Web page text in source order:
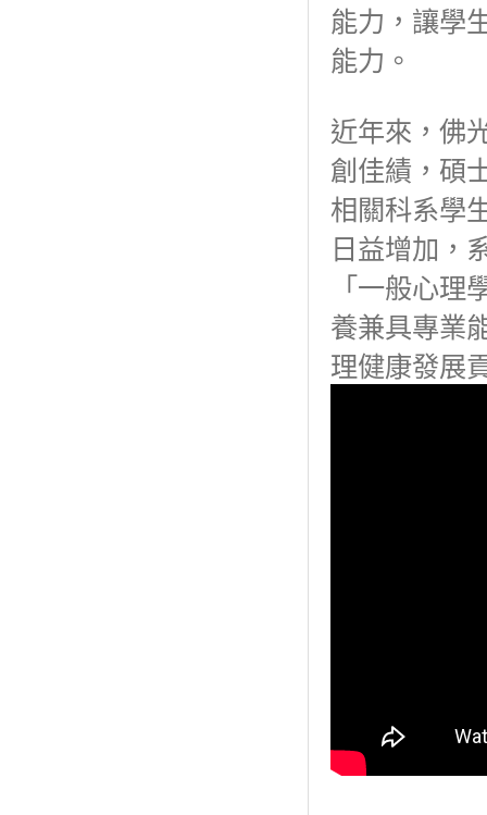
能力，讓學
能力。
近年來，佛
創佳績，碩
相關科系學
日益增加，
「一般心
養兼具專業
理健康發展